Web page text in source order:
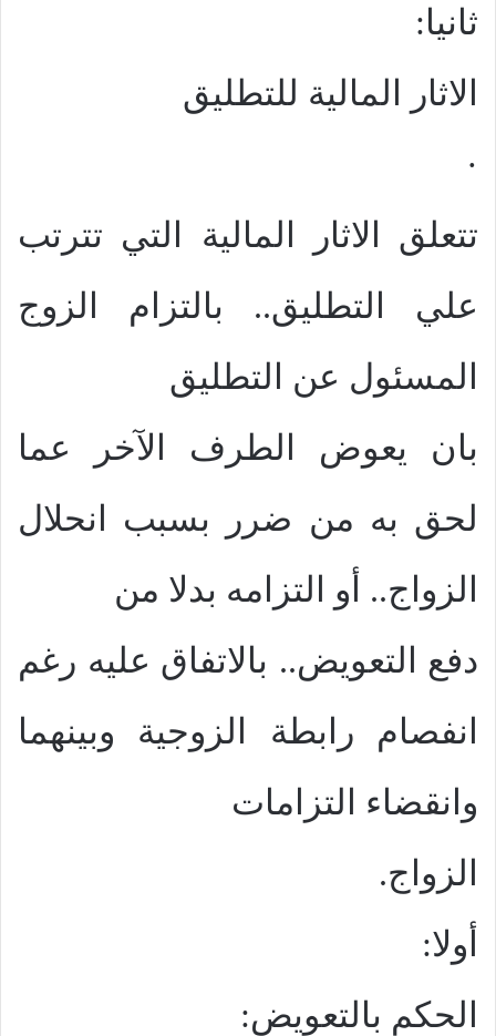
ثانيا:
الاثار المالية للتطليق
·
تتعلق الاثار المالية التي تترتب
علي التطليق.. بالتزام الزوج
المسئول عن التطليق
بان يعوض الطرف الآخر عما
لحق به من ضرر بسبب انحلال
الزواج.. أو التزامه بدلا من
دفع التعويض.. بالاتفاق عليه رغم
انفصام رابطة الزوجية وبينهما
وانقضاء التزامات
الزواج.
أولا:
الحكم بالتعويض: